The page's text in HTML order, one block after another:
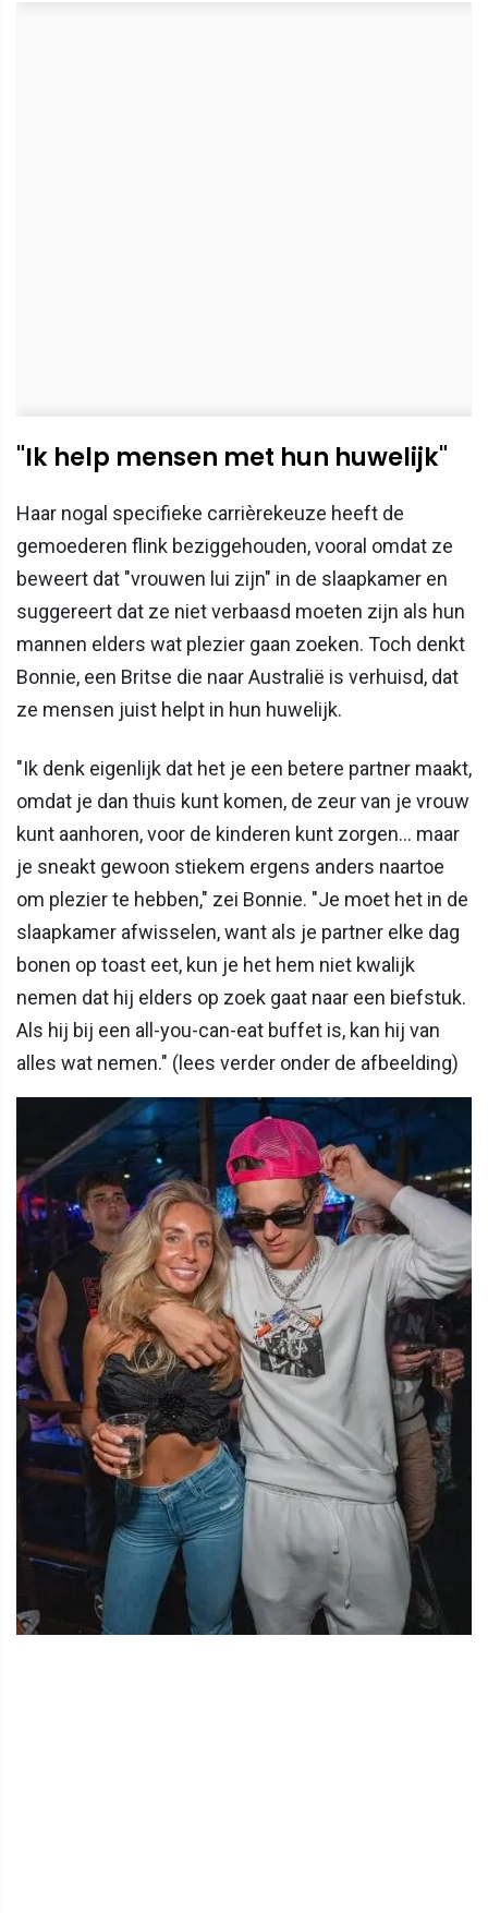
"Ik help mensen met hun huwelijk"
Haar nogal specifieke carrièrekeuze heeft de
gemoederen flink beziggehouden, vooral omdat ze
beweert dat "vrouwen lui zijn" in de slaapkamer en
suggereert dat ze niet verbaasd moeten zijn als hun
mannen elders wat plezier gaan zoeken. Toch denkt
Bonnie, een Britse die naar Australië is verhuisd, dat
ze mensen juist helpt in hun huwelijk.
"Ik denk eigenlijk dat het je een betere partner maakt,
omdat je dan thuis kunt komen, de zeur van je vrouw
kunt aanhoren, voor de kinderen kunt zorgen... maar
je sneakt gewoon stiekem ergens anders naartoe
om plezier te hebben," zei Bonnie. "Je moet het in de
slaapkamer afwisselen, want als je partner elke dag
bonen op toast eet, kun je het hem niet kwalijk
nemen dat hij elders op zoek gaat naar een biefstuk.
Als hij bij een all-you-can-eat buffet is, kan hij van
alles wat nemen." (lees verder onder de afbeelding)